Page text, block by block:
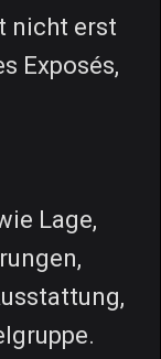
nicht erst
Exposés,
Lage,